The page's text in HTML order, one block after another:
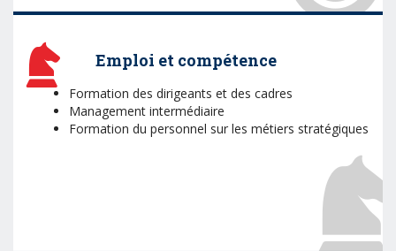
Emploi et compétence
Formation des dirigeants et des cadres
Management intermédiaire
Formation du personnel sur les métiers stratégiques